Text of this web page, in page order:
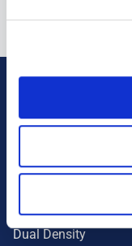
Colorati
Dual Density